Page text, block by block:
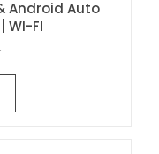
Android Auto
| WI-FI